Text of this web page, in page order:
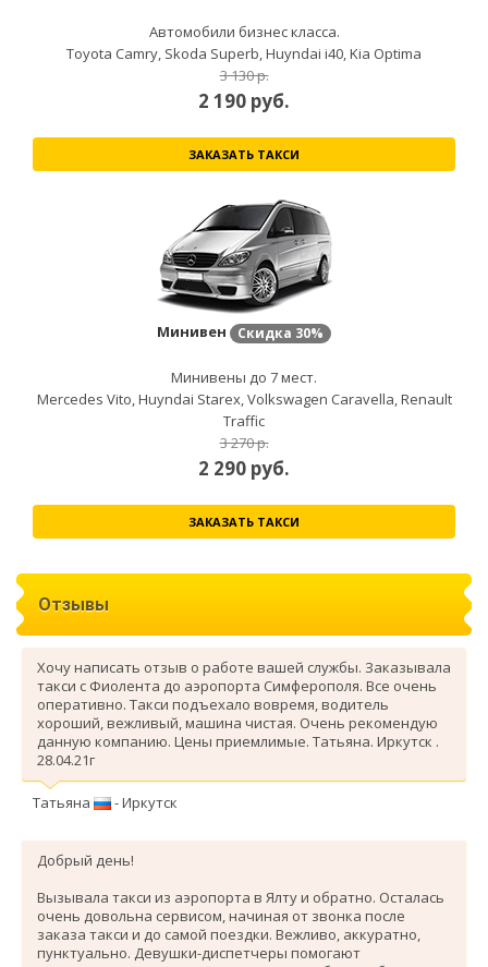
Автомобили бизнес класса.
Toyota Camry, Skoda Superb, Huyndai i40, Kia Optima
3 130 р.
2 190 руб.
ЗАКАЗАТЬ ТАКСИ
Минивен Скидка 30%
Минивены до 7 мест.
Mercedes Vito, Huyndai Starex, Volkswagen Caravella, Renault
Traffic
3 270 р.
2 290 руб.
ЗАКАЗАТЬ ТАКСИ
Отзывы
Хочу написать отзыв о работе вашей службы. Заказывала
такси с Фиолента до аэропорта Симферополя. Все очень
оперативно. Такси подъехало вовремя, водитель
хороший, вежливый, машина чистая. Очень рекомендую
данную компанию. Цены приемлимые. Татьяна. Иркутск .
28.04.21г
Татьяна - Иркутск
Добрый день!
Вызывала такси из аэропорта в Ялту и обратно. Осталась
очень довольна сервисом, начиная от звонка после
заказа такси и до самой поездки. Вежливо, аккуратно,
пунктуально. Девушки-диспетчеры помогают